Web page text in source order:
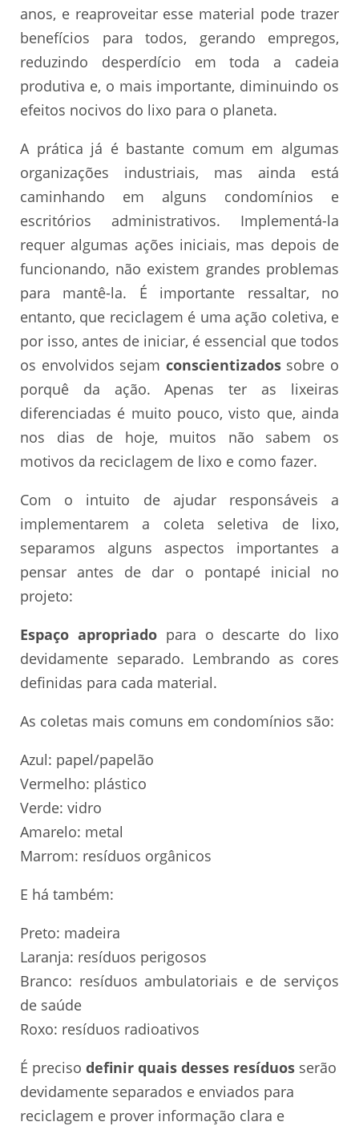
anos, e reaproveitar esse material pode trazer
benefícios para todos, gerando empregos,
reduzindo desperdício em toda a cadeia
produtiva e, o mais importante, diminuindo os
efeitos nocivos do lixo para o planeta.
A prática já é bastante comum em algumas
organizações industriais, mas ainda está
caminhando em alguns condomínios e
escritórios administrativos. Implementá-la
requer algumas ações iniciais, mas depois de
funcionando, não existem grandes problemas
para mantê-la. É importante ressaltar, no
entanto, que reciclagem é uma ação coletiva, e
por isso, antes de iniciar, é essencial que todos
os envolvidos sejam conscientizadossobre o
porquê da ação. Apenas ter as lixeiras
diferenciadas é muito pouco, visto que, ainda
nos dias de hoje, muitos não sabem os
motivos da reciclagem de lixo e como fazer.
Com o intuito de ajudar responsáveis a
implementarem a coleta seletiva de lixo,
separamos alguns aspectos importantes a
pensar antes de dar o pontapé inicial no
projeto:
Espaço apropriadopara o descarte do lixo
devidamente separado. Lembrando as cores
definidas para cada material.
As coletas mais comuns em condomínios são:
Azul: papel/papelão
Vermelho: plástico
Verde: vidro
Amarelo: metal
Marrom: resíduos orgânicos
E há também:
Preto: madeira
Laranja: resíduos perigosos
Branco: resíduos ambulatoriais e de serviços
de saúde
Roxo: resíduos radioativos
É preciso definir quais desses resíduos serão
devidamente separados e enviados para
reciclagem e prover informação clara e